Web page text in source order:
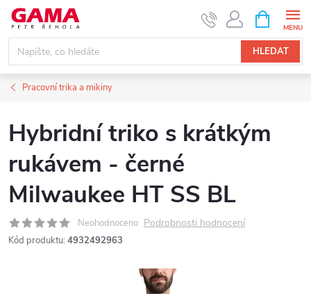
Přejít
obsah
HLEDAT
NÁKUPNÍ
KOŠÍK
Pracovní trika a mikiny
Hybridní triko s krátkým
rukávem - černé
Milwaukee HT SS BL
Neohodnoceno Podrobnosti hodnocení
Kód produktu: 4932492963